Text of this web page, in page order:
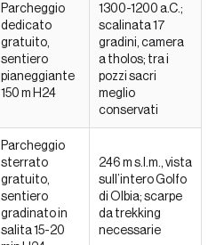
Parcheggio
dedicato
gratuito,
sentiero
pianeggiante
150 m H24
1300-1200 a.C.;
scalinata 17
gradini, camera
a tholos; tra i
pozzi sacri
meglio
conservati
Parcheggio
sterrato
gratuito,
sentiero
gradinato in
salita 15-20
246 m s.l.m., vista
sull’intero Golfo
di Olbia; scarpe
da trekking
necessarie